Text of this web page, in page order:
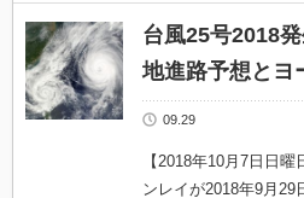
台風25号2018
地進路予想とヨ
09.29
【2018年10月7日日
ンレイが2018年9月29